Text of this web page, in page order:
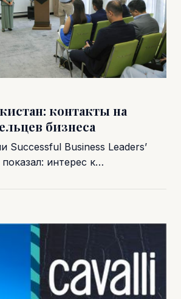
контакты на
бизнеса
Successful Business Leaders’
интерес к…